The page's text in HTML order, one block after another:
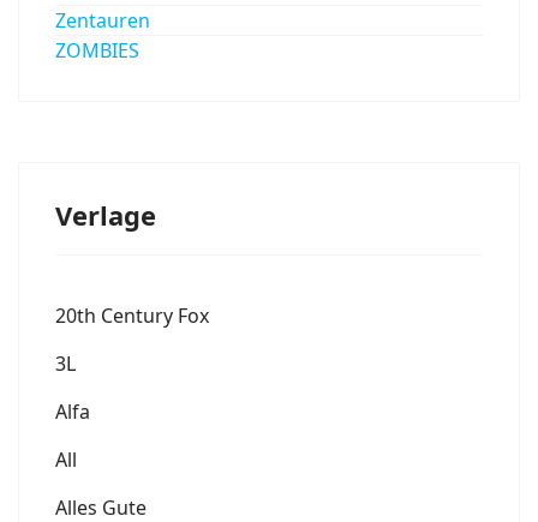
Zentauren
ZOMBIES
Verlage
20th Century Fox
3L
Alfa
All
Alles Gute